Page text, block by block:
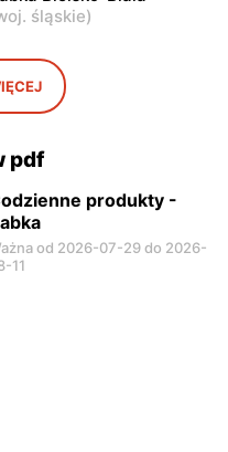
ul. Krucza 46
śląskie)
pdf
produkty -
od 2026-07-29 do 2026-
11